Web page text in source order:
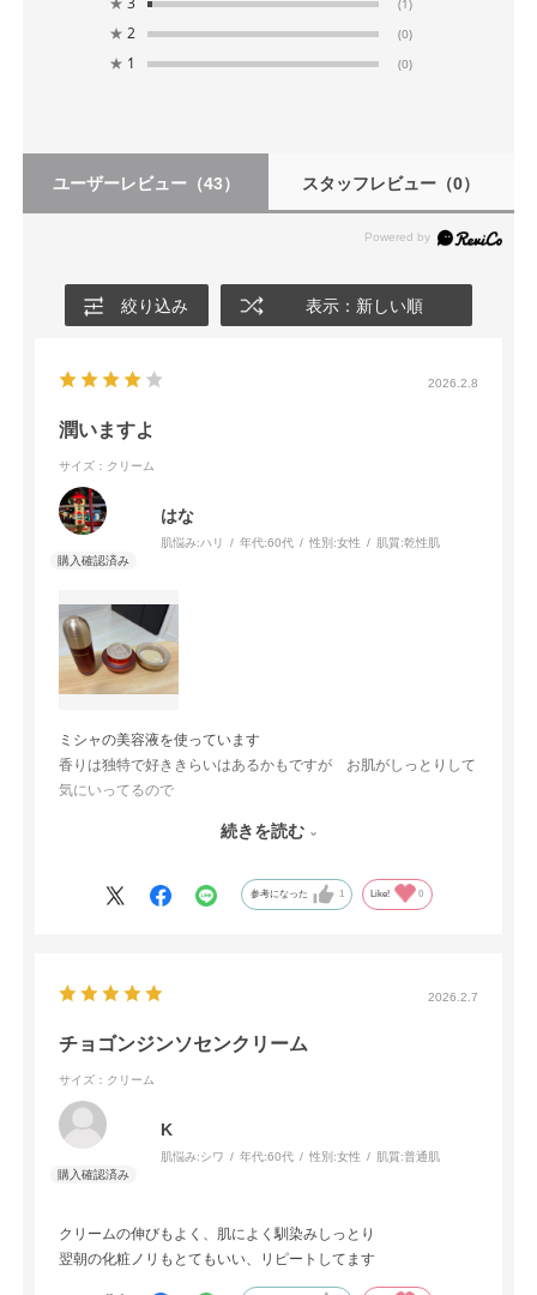
(1)
★ 2 (0)
★ 1 (0)
ユーザーレビュー（43） スタッフレビュー （0）
絞り込み 表示：新しい順
2026.2.8
潤いますよ
サイズ：クリーム
はな
肌悩み:ハリ 年代:60代 性別:女性 肌質:乾性肌
ミシャの美容液を使っています
香りは独特で好ききらいはあるかもですが お肌がしっとりして
気にいってるので
目の下のシワにも効いてるかもって 毎晩せっせと塗り込んでま
続きを読む
参考になった 1 Like! 0
2026.2.7
チョゴンジンソセンクリーム
サイズ：クリーム
K
肌悩み:シワ 年代:60代 性別:女性 肌質:普通肌
クリームの伸びもよく、肌によく馴染みしっとり
翌朝の化粧ノリもとてもいい、リピートしてます